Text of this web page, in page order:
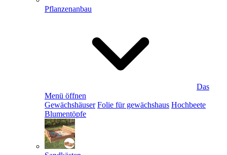
Pflanzenanbau
Das
Menü öffnen
Gewächshäuser Folie für gewächshaus Hochbeete
Blumentöpfe